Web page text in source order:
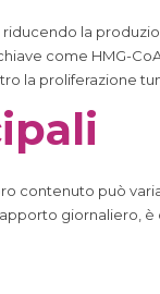
riducendo la
come HMG-
la proliferazione
contenuto può
giornaliero, è